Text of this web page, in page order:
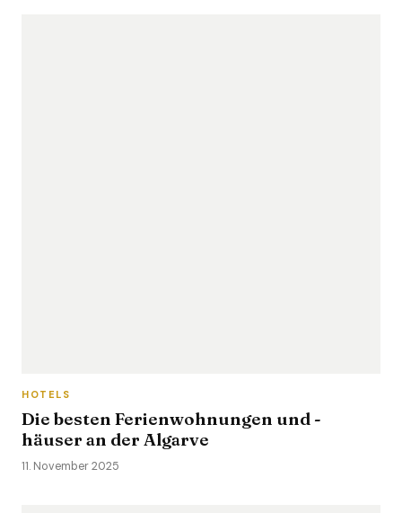
HOTELS
Die besten Ferienwohnungen und -
häuser an der Algarve
11. November 2025